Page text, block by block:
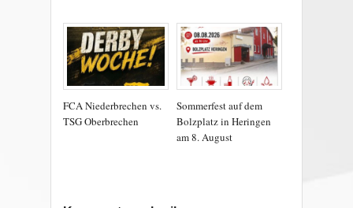
FCA Niederbrechen vs.
TSG Oberbrechen
Sommerfest auf dem
Bolzplatz in Heringen
am 8. August